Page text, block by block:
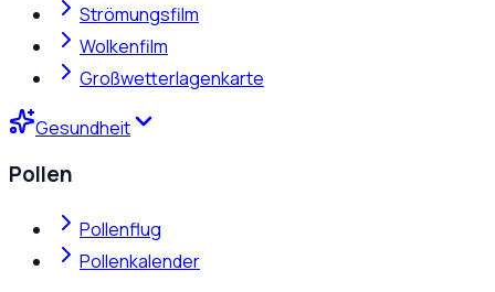
Strömungsfilm
Wolkenfilm
Großwetterlagenkarte
Gesundheit
Pollen
Pollenflug
Pollenkalender